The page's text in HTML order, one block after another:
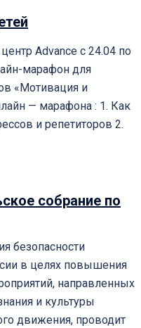
Advance с 24.04 по
марафон для
«Мотивация и
— марафона : 1. Как
и репетиторов 2.
собрание по
безопасности
в целях повышения
направленных
и культуры
движения, проводит